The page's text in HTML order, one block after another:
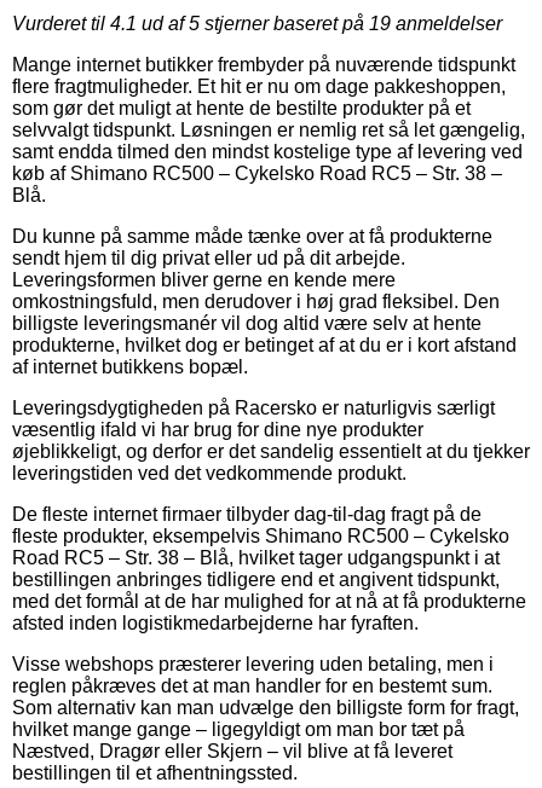
Vurderet til 4.1 ud af 5 stjerner baseret på 19 anmeldelser
Mange internet butikker frembyder på nuværende tidspunkt
flere fragtmuligheder. Et hit er nu om dage pakkeshoppen,
som gør det muligt at hente de bestilte produkter på et
selvvalgt tidspunkt. Løsningen er nemlig ret så let gængelig,
samt endda tilmed den mindst kostelige type af levering ved
køb af Shimano RC500 – Cykelsko Road RC5 – Str. 38 –
Blå.
Du kunne på samme måde tænke over at få produkterne
sendt hjem til dig privat eller ud på dit arbejde.
Leveringsformen bliver gerne en kende mere
omkostningsfuld, men derudover i høj grad fleksibel. Den
billigste leveringsmanér vil dog altid være selv at hente
produkterne, hvilket dog er betinget af at du er i kort afstand
af internet butikkens bopæl.
Leveringsdygtigheden på Racersko er naturligvis særligt
væsentlig ifald vi har brug for dine nye produkter
øjeblikkeligt, og derfor er det sandelig essentielt at du tjekker
leveringstiden ved det vedkommende produkt.
De fleste internet firmaer tilbyder dag-til-dag fragt på de
fleste produkter, eksempelvis Shimano RC500 – Cykelsko
Road RC5 – Str. 38 – Blå, hvilket tager udgangspunkt i at
bestillingen anbringes tidligere end et angivent tidspunkt,
med det formål at de har mulighed for at nå at få produkterne
afsted inden logistikmedarbejderne har fyraften.
Visse webshops præsterer levering uden betaling, men i
reglen påkræves det at man handler for en bestemt sum.
Som alternativ kan man udvælge den billigste form for fragt,
hvilket mange gange – ligegyldigt om man bor tæt på
Næstved, Dragør eller Skjern – vil blive at få leveret
bestillingen til et afhentningssted.